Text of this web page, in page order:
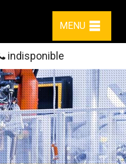
MENU
indisponible